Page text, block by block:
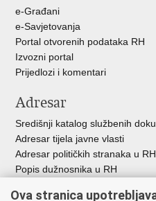
e-Građani
e-Savjetovanja
Portal otvorenih podataka RH
Izvozni portal
Prijedlozi i komentari
Adresar
Središnji katalog službenih
Adresar tijela javne vlasti
Adresar političkih stranaka u RH
Popis dužnosnika u RH
Ova stranica